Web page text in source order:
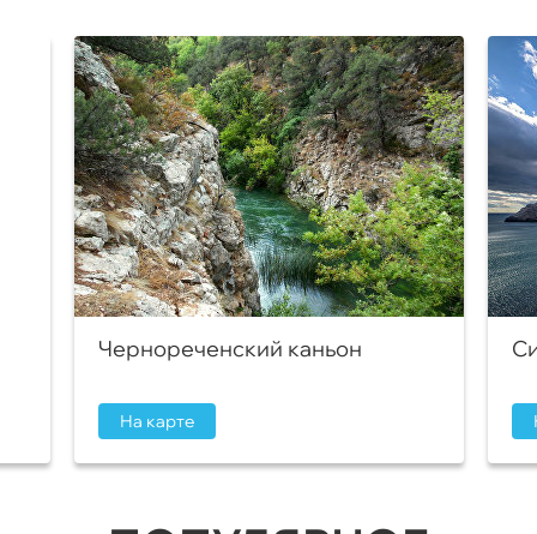
Чернореченский каньон
На карте